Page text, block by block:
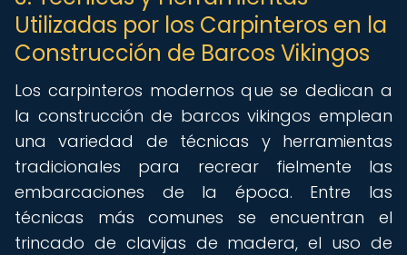
Utilizadas por los Carpinteros en la
Construcción de Barcos Vikingos
Los carpinteros modernos que se dedican a
la construcción de barcos vikingos emplean
una variedad de técnicas y herramientas
tradicionales para recrear fielmente las
embarcaciones de la época. Entre las
técnicas más comunes se encuentran el
trincado de clavijas de madera, el uso de